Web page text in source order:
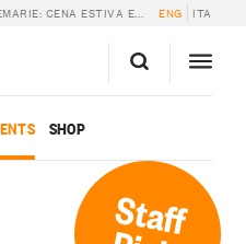
CENA ESTIVA E LIVE POP MUSIC REALE ENG ITA
SHOP
Staff